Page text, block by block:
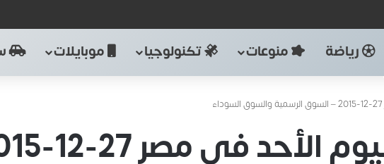
رياضة منوعات تكنولوجيا موبايلات